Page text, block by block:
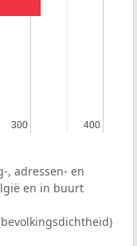
300
300 400
400
, adressen- en
en in buurt